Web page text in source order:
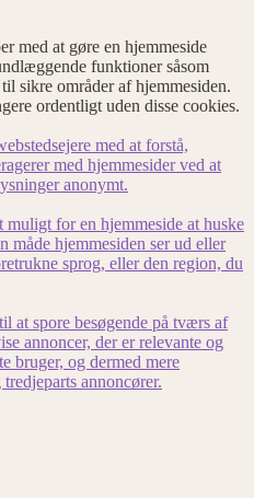
med at gøre en hjemmeside
funktioner såsom
sikre områder af hjemmesiden.
ordentligt uden disse cookies.
med at forstå,
med hjemmesider ved at
anonymt.
for en hjemmeside at huske
måde hjemmesiden ser ud eller
sprog, eller den region, du
at spore besøgende på tværs af
annoncer, der er relevante og
bruger, og dermed mere
annoncører.